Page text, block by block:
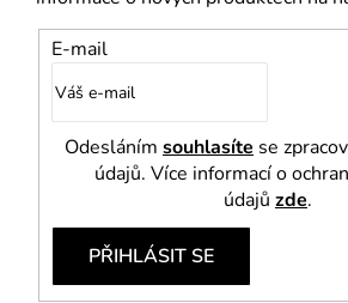
E-mail
Odesláním souhlasíte se
údajů. Více informací o
údajů zde.
PŘIHLÁSIT SE